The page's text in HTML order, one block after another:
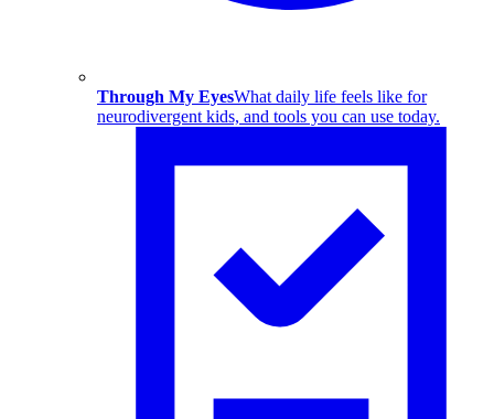
Through My EyesWhat daily life feels like for
neurodivergent kids, and tools you can use today.